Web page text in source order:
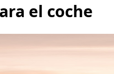
el coche